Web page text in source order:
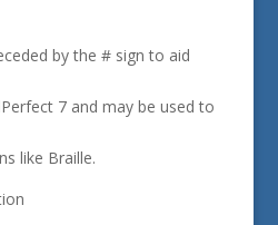
by the # sign to aid
7 and may be used to
like Braille.